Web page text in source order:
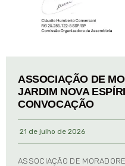
ASSOCIAÇÃO DE
JARDIM NOVA
CONVOCAÇÃO
21 de julho de 2026
ASSOCIAÇÃO DE